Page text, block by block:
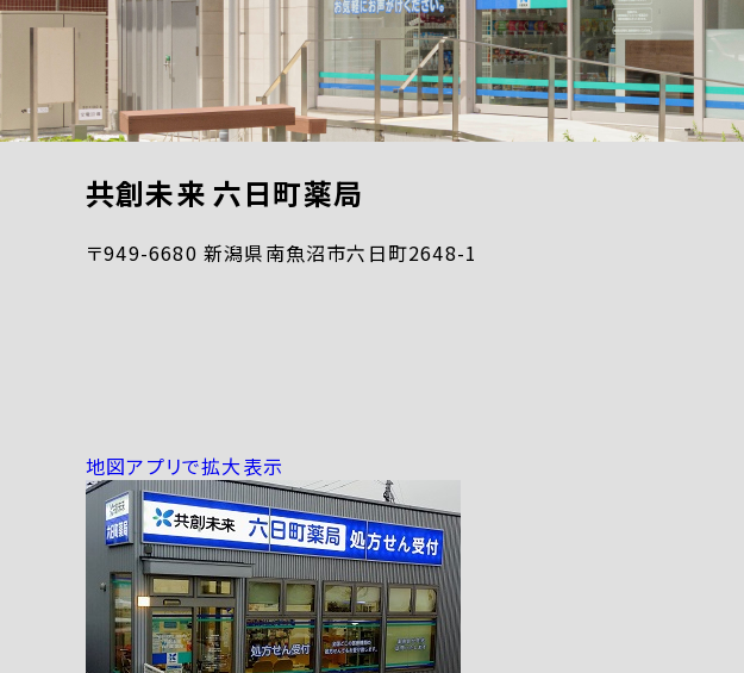
共創未来 六日町薬局
〒949-6680 新潟県南魚沼市六日町2648-1
地図アプリで拡大表示